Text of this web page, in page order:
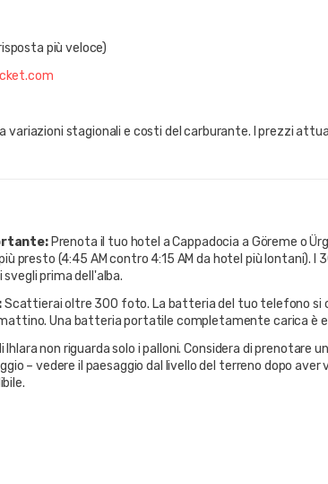
più veloce)
variazioni stagionali e costi del carburante. I prezzi
Prenota il tuo hotel a Cappadocia a Göreme o
presto (4:45 AM contro 4:15 AM da hotel più lontani). I
prima dell'alba.
Scattierai oltre 300 foto. La batteria del tuo telefono si
Una batteria portatile completamente carica è
Ihlara non riguarda solo i palloni. Considera di prenotare
– vedere il paesaggio dal livello del terreno dopo aver